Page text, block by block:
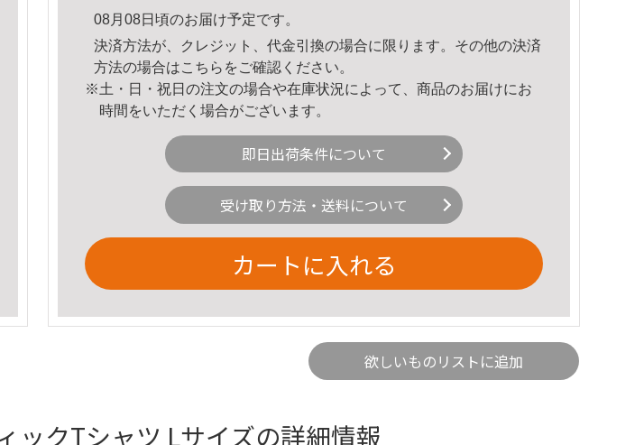
08月08日頃のお届け予定です。
決済方法が、クレジット、代金引換の場合に限ります。その他の決済
方法の場合はこちら をご確認ください。
※土・日・祝日の注文の場合や在庫状況によって、商品のお届けにお
時間をいただく場合がございます。
即日出荷条件について
受け取り方法・送料について
カートに入れる
欲しいものリストに追加
ックTシャツ Lサイズの詳細情報